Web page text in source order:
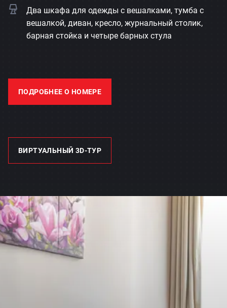
Два шкафа для одежды с вешалками, тумба с
вешалкой, диван, кресло, журнальный столик,
барная стойка и четыре барных стула
ПОДРОБНЕЕ О НОМЕРЕ
ВИРТУАЛЬНЫЙ 3D-ТУР